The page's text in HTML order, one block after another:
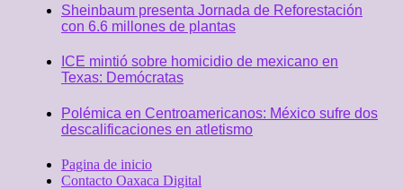
Sheinbaum presenta Jornada de Reforestación
con 6.6 millones de plantas
ICE mintió sobre homicidio de mexicano en
Texas: Demócratas
Polémica en Centroamericanos: México sufre dos
descalificaciones en atletismo
Pagina de inicio
Contacto Oaxaca Digital